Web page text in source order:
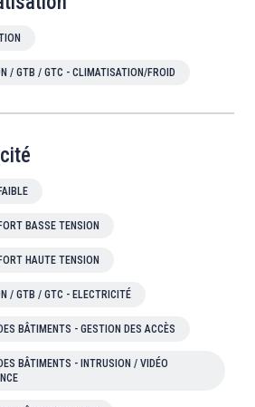
/ GTB / GTC - CLIMATISATION/FROID
BASSE TENSION
HAUTE TENSION
/ GTB / GTC - ELECTRICITÉ
BÂTIMENTS - GESTION DES ACCÈS
BÂTIMENTS - INTRUSION / VIDÉO